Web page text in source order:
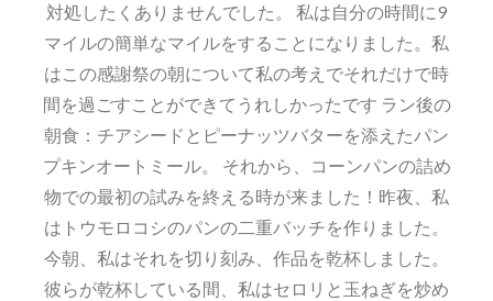
対処したくありませんでした。 私は自分の時間に9
マイルの簡単なマイルをすることになりました。私
はこの感謝祭の朝について私の考えでそれだけで時
間を過ごすことができてうれしかったです ラン後の
朝食：チアシードとピーナッツバターを添えたパン
プキンオートミール。 それから、コーンパンの詰め
物での最初の試みを終える時が来ました！昨夜、私
はトウモロコシのパンの二重バッチを作りました。
今朝、私はそれを切り刻み、作品を乾杯しました。
彼らが乾杯している間、私はセロリと玉ねぎを炒め